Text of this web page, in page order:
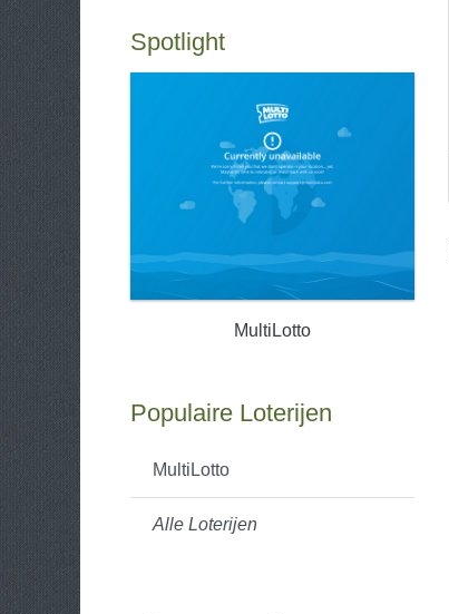
Spotlight
MultiLotto
Populaire Loterijen
MultiLotto
Alle Loterijen